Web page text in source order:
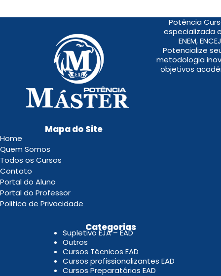
Potência
especializada
ENEM,
Potencialize
metodologia
objetivos
Mapa do Site
Home
Quem Somos
Todos os Cursos
Contato
Portal do Aluno
Portal do Professor
Politica de Privacidade
Categorias
Supletivo EJA – EAD
Outros
Cursos Técnicos EAD
Cursos profissionalizantes EAD
Cursos Preparatórios EAD